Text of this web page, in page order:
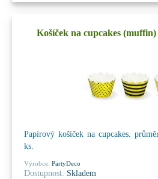
Košíček na cupcakes
Papírový košíček na cupcakes.
ks.
Výrobce: PartyDeco
Dostupnost: Skladem